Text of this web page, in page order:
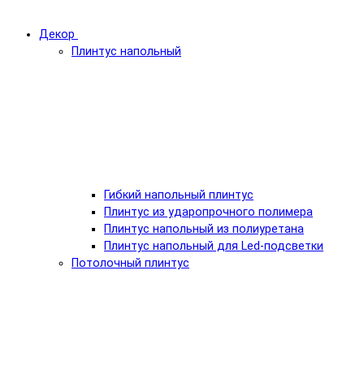
Декор
Плинтус напольный
Гибкий напольный плинтус
Плинтус из ударопрочного полимера
Плинтус напольный из полиуретана
Плинтус напольный для Led-подсветки
Потолочный плинтус